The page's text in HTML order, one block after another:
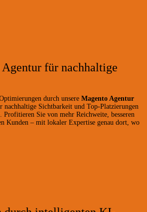
für nachhaltige
durch unsere Magento Agentur
nachhaltige Sichtbarkeit und Top-Platzierungen
Sie von mehr Reichweite, besseren
Kunden – mit lokaler Expertise genau dort, wo